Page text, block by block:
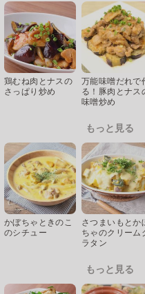
鶏むね肉とナスの
さっぱり炒め
万能味噌だれで
る！豚肉とナス
味噌炒め
もっと見る
かぼちゃときのこ
のシチュー
さつまいもとか
ちゃのクリーム
ラタン
もっと見る